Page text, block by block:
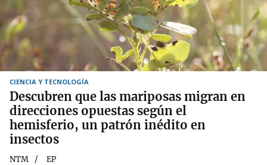
CIENCIA Y TECNOLOGÍA
Descubren que las mariposas migran en
direcciones opuestas según el
hemisferio, un patrón inédito en
insectos
NTM EP